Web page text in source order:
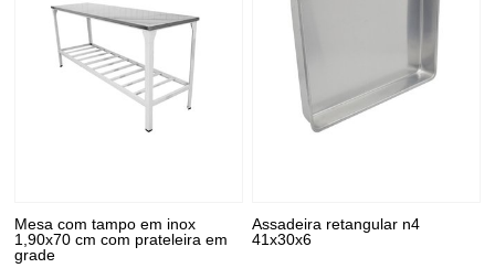
Mesa com tampo em inox
1,90x70 cm com prateleira em
grade
Assadeira retangular n4
41x30x6